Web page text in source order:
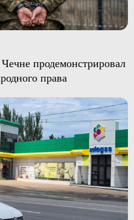
продемонстрировал
права